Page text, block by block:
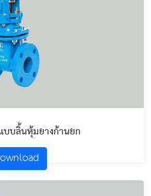
บลิ้นหุ้มยางก้านยก